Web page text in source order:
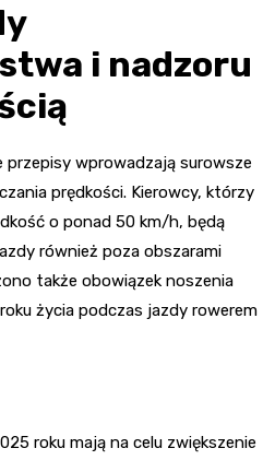
i nadzoru
przepisy wprowadzają surowsze
prędkości. Kierowcy, którzy
o ponad 50 km/h, będą
również poza obszarami
także obowiązek noszenia
życia podczas jazdy rowerem
roku mają na celu zwiększenie